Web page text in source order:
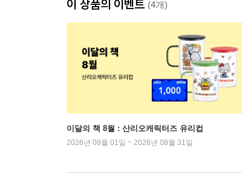
이 상품의 이벤트 (4개)
이달의 책 8월 : 산리오캐릭터즈 유리컵
2026년 08월 01일 ~ 2026년 08월 31일